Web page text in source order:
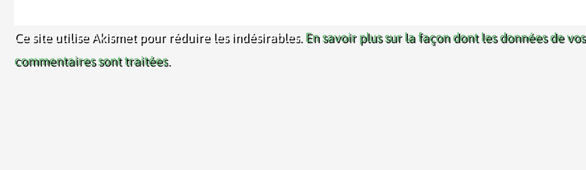
Ce site utilise Akismet pour réduire les indésirables. En savoir plus sur la façon dont les données de vos
commentaires sont traitées.